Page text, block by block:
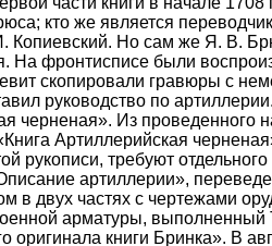
кто же является
Копиевский. Но сам же Я. В.
На фронтисписе были
скопировали гравюры с
руководство по
черненая». Из
Артиллерийская
требуют